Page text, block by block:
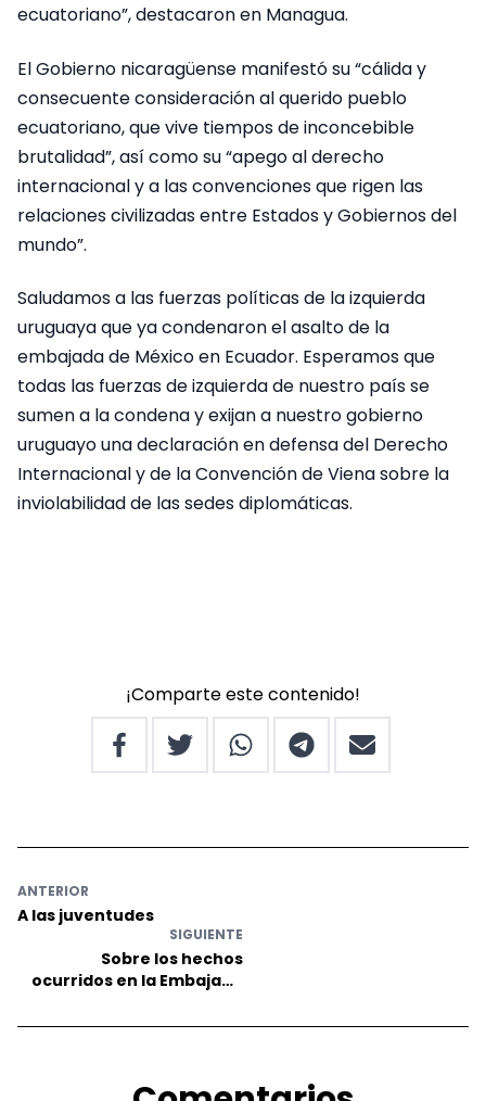
ecuatoriano”, destacaron en Managua.
El Gobierno nicaragüense manifestó su “cálida y
consecuente consideración al querido pueblo
ecuatoriano, que vive tiempos de inconcebible
brutalidad”, así como su “apego al derecho
internacional y a las convenciones que rigen las
relaciones civilizadas entre Estados y Gobiernos del
mundo”.
Saludamos a las fuerzas políticas de la izquierda
uruguaya que ya condenaron el asalto de la
embajada de México en Ecuador. Esperamos que
todas las fuerzas de izquierda de nuestro país se
sumen a la condena y exijan a nuestro gobierno
uruguayo una declaración en defensa del Derecho
Internacional y de la Convención de Viena sobre la
inviolabilidad de las sedes diplomáticas.
¡Comparte este contenido!
ANTERIOR
A las juventudes
SIGUIENTE
Sobre los hechos
ocurridos en la Embajada